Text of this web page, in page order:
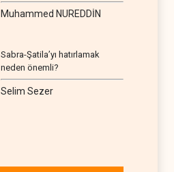
seyir
Muhammed NUREDDİN
Sabra-Şatila’yı hatırlamak
neden önemli?
Selim Sezer